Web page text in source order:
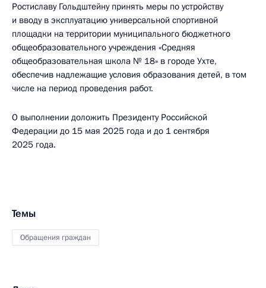
Ростиславу Гольдштейну принять меры по устройству
и вводу в эксплуатацию универсальной спортивной
площадки на территории муниципального бюджетного
общеобразовательного учреждения «Средняя
общеобразовательная школа № 18» в городе Ухте,
обеспечив надлежащие условия образования детей, в том
числе на период проведения работ.
О выполнении доложить Президенту Российской
Федерации до 15 мая 2025 года и до 1 сентября
2025 года.
Темы
Обращения граждан